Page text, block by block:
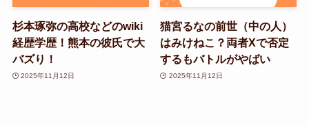
杉本琢弥の高校などのwiki
経歴学歴！熊本の彼氏で大
バズり！
2025年11月12日
猫宮るなの前世（中の人）
はみけねこ？両者Xで否定
するもバトルがやばい
2025年11月12日